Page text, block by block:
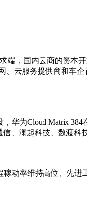
，国内云商的资本
、云服务提供商和车
华为Cloud Matrix
、澜起科技、数渡科
动率维持高位、先进